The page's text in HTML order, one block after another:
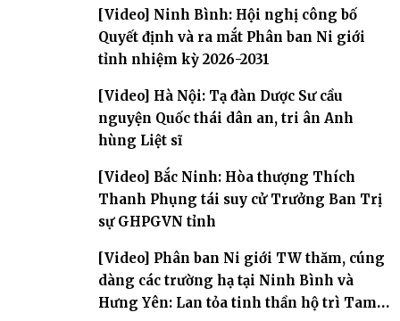
[Video] Ninh Bình: Hội nghị công bố
Quyết định và ra mắt Phân ban Ni giới
tỉnh nhiệm kỳ 2026-2031
[Video] Hà Nội: Tạ đàn Dược Sư cầu
nguyện Quốc thái dân an, tri ân Anh
hùng Liệt sĩ
[Video] Bắc Ninh: Hòa thượng Thích
Thanh Phụng tái suy cử Trưởng Ban Trị
sự GHPGVN tỉnh
[Video] Phân ban Ni giới TW thăm, cúng
dàng các trường hạ tại Ninh Bình và
Hưng Yên: Lan tỏa tinh thần hộ trì Tam